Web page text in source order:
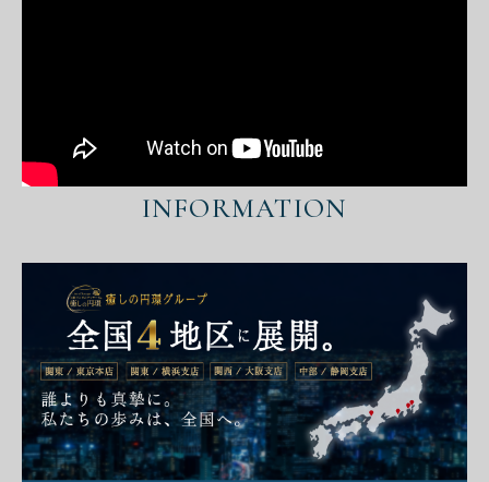
INFORMATION